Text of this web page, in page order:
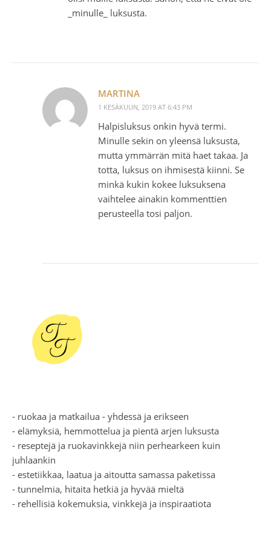
_minulle_ luksusta.
MARTINA
1 KESÄKUUN, 2019 AT 6:43 PM
Halpisluksus onkin hyvä termi.
Minulle sekin on yleensä luksusta,
mutta ymmärrän mitä haet takaa. Ja
totta, luksus on ihmisestä kiinni. Se
minkä kukin kokee luksuksena
vaihtelee ainakin kommenttien
perusteella tosi paljon.
- ruokaa ja matkailua - yhdessä ja erikseen
- elämyksiä, hemmottelua ja pientä arjen luksusta
- reseptejä ja ruokavinkkejä niin perhearkeen kuin
juhlaankin
- estetiikkaa, laatua ja aitoutta samassa paketissa
- tunnelmia, hitaita hetkiä ja hyvää mieltä
- rehellisiä kokemuksia, vinkkejä ja inspiraatiota